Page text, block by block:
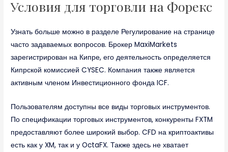
Условия для торговли на Форекс
Узнать больше можно в разделе Регулирование на странице
часто задаваемых вопросов. Брокер MaxiMarkets
зарегистрирован на Кипре, его деятельность определяется
Кипрской комиссией CYSEC. Компания также является
активным членом Инвестиционного фонда ICF.
Пользователям доступны все виды торговых инструментов.
По спецификации торговых инструментов, конкуренты FXTM
предоставляют более широкий выбор. CFD на криптоактивы
есть как у XM, так и у OctaFX. Также здесь не хватает